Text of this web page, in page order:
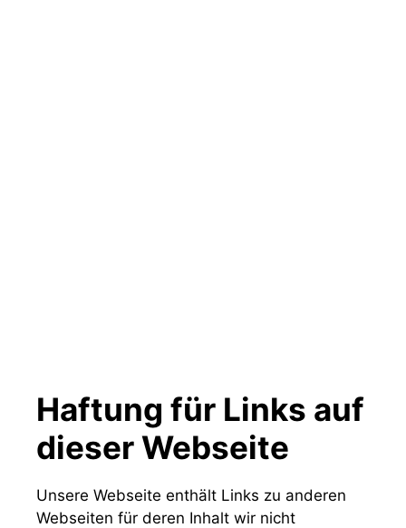
Haftung für Links auf
dieser Webseite
Unsere Webseite enthält Links zu anderen
Webseiten für deren Inhalt wir nicht